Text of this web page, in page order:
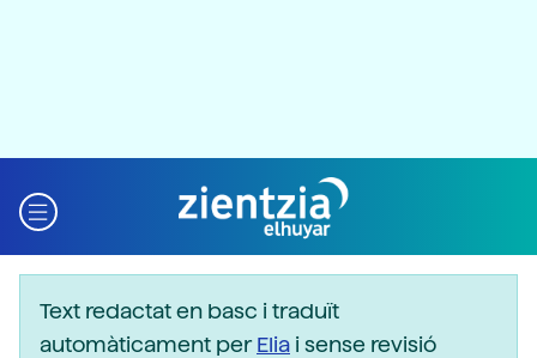
Text redactat en basc i traduït
automàticament perElia i sense revisió